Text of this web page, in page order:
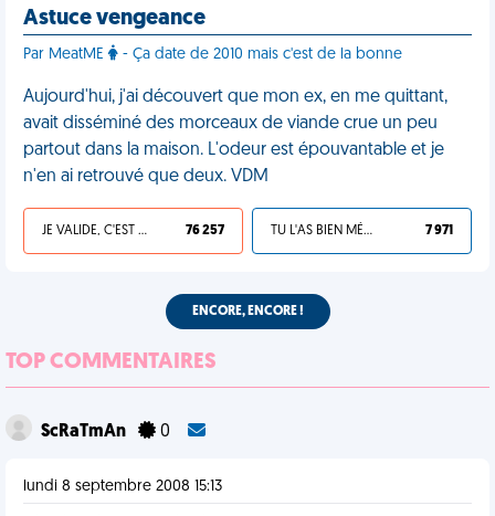
Astuce vengeance
Par MeatME - Ça date de 2010 mais c'est de la bonne
Aujourd'hui, j'ai découvert que mon ex, en me quittant,
avait disséminé des morceaux de viande crue un peu
partout dans la maison. L'odeur est épouvantable et je
n'en ai retrouvé que deux. VDM
JE VALIDE, C'EST UNE VDM 76 257 TU L'AS BIEN MÉRITÉ 7 971
ENCORE, ENCORE !
TOP COMMENTAIRES
ScRaTmAn 0
lundi 8 septembre 2008 15:13